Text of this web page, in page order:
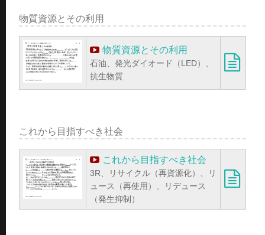
物質資源とその利用
物質資源とその利用
石油、発光ダイオード（LED）、
抗生物質
これから目指すべき社会
これから目指すべき社会
3R、リサイクル（再資源化）、リ
ュース（再使用）、リデュース
（発生抑制）